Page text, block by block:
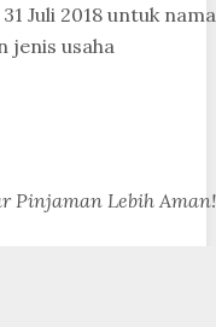
Juli 2018 untuk nama
jenis usaha
Pinjaman Lebih Aman!